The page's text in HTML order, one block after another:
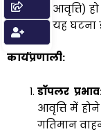
आवृत्ति) हो
यह घटना
कार्यप्रणाली:
डॉपलर प्रभाव
आवृत्ति में
गतिमान